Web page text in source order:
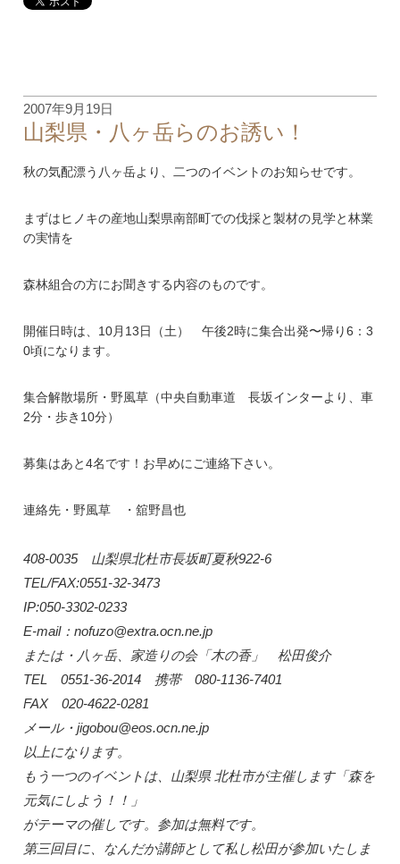
2007年9月19日
山梨県・八ヶ岳らのお誘い！
秋の気配漂う八ヶ岳より、二つのイベントのお知らせです。
まずはヒノキの産地山梨県南部町での伐採と製材の見学と林業
の実情を
森林組合の方にお聞きする内容のものです。
開催日時は、10月13日（土） 午後2時に集合出発〜帰り6：3
0頃になります。
集合解散場所・野風草（中央自動車道 長坂インターより、車
2分・歩き10分）
募集はあと4名です！お早めにご連絡下さい。
連絡先・野風草 ・舘野昌也
408-0035 山梨県北杜市長坂町夏秋922-6
TEL/FAX:0551-32-3473
IP:050-3302-0233
E-mail：nofuzo@extra.ocn.ne.jp
または・八ヶ岳、家造りの会「木の香」 松田俊介
TEL 0551-36-2014 携帯 080-1136-7401
FAX 020-4622-0281
メール・jigobou@eos.ocn.ne.jp
以上になります。
もう一つのイベントは、山梨県 北杜市が主催します「森を
元気にしよう！！」
がテーマの催しです。参加は無料です。
第三回目に、なんだか講師として私し松田が参加いたしま